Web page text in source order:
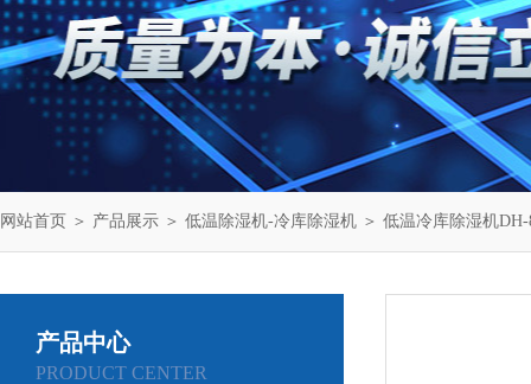
网站首页 ＞ 产品展示 ＞ 低温除湿机-冷库除湿机 ＞ 低温冷库除湿机DH-
产品中心
PRODUCT CENTER